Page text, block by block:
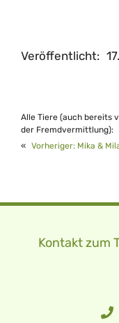
Veröffentlicht:
Alle Tiere (auch bereits
der Fremdvermittlung):
« Vorheriger: Mika &
Kontakt zum